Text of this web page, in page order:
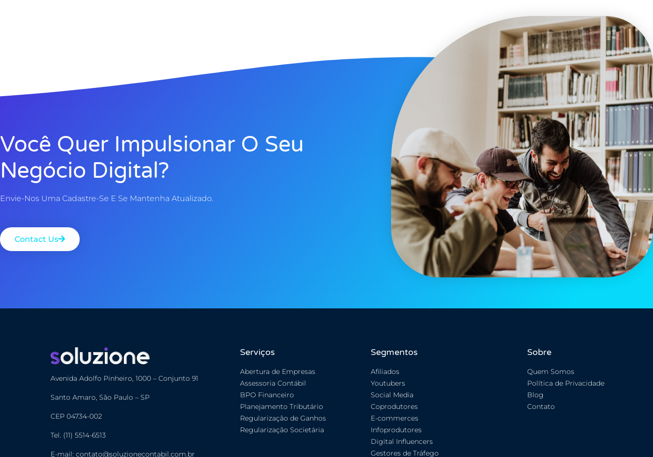
Você Quer Impulsionar O Seu
Negócio Digital?
Envie-Nos Uma Cadastre-Se E Se Mantenha Atualizado.
Contact Us
Avenida Adolfo Pinheiro, 1000 – Conjunto 91
Santo Amaro, São Paulo – SP
CEP 04734-002
Tel. (11) 5514-6513
E-mail: contato@soluzionecontabil.com.br
Serviços
Abertura de Empresas
Assessoria Contábil
BPO Financeiro
Planejamento Tributário
Regularização de Ganhos
Regularização Societária
Segmentos
Afiliados
Youtubers
Social Media
Coprodutores
E-commerces
Infoprodutores
Digital Influencers
Gestores de Tráfego
Sobre
Quem Somos
Política de Privacidade
Blog
Contato